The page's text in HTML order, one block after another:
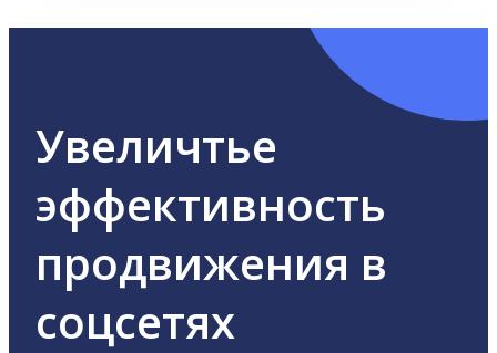
Увеличтье
эффективность
продвижения в
соцсетях